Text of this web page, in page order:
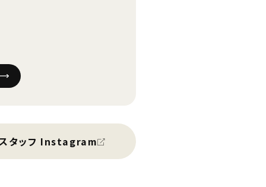
タッフ Instagram